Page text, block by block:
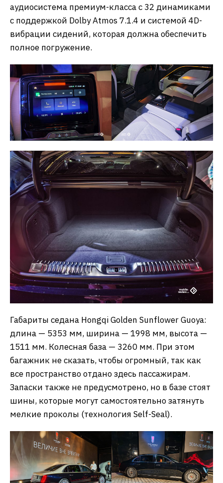
аудиосистема премиум-класса с 32 динамиками
с поддержкой Dolby Atmos 7.1.4 и системой 4D-
вибрации сидений, которая должна обеспечить
полное погружение.
Габариты седана Hongqi Golden Sunflower Guoya:
длина — 5353 мм, ширина — 1998 мм, высота —
1511 мм. Колесная база — 3260 мм. При этом
багажник не сказать, чтобы огромный, так как
все пространство отдано здесь пассажирам.
Запаски также не предусмотрено, но в базе стоят
шины, которые могут самостоятельно затянуть
мелкие проколы (технология Self-Seal).